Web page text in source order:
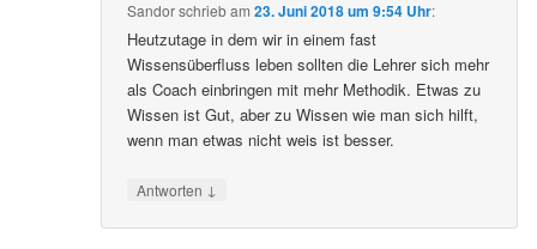
Sandorschriebam23. Juni 2018 um 9:54 Uhr:
Heutzutage in dem wir in einem fast
Wissensüberfluss leben sollten die Lehrer sich mehr
als Coach einbringen mit mehr Methodik. Etwas zu
Wissen ist Gut, aber zu Wissen wie man sich hilft,
wenn man etwas nicht weis ist besser.
Antworten ↓